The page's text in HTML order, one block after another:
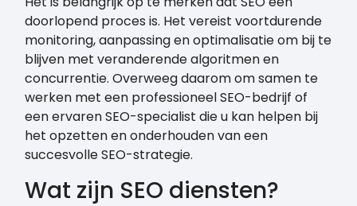
doorlopend proces is. Het vereist voortdurende
monitoring, aanpassing en optimalisatie om bij te
blijven met veranderende algoritmen en
concurrentie. Overweeg daarom om samen te
werken met een professioneel SEO-bedrijf of
een ervaren SEO-specialist die u kan helpen bij
het opzetten en onderhouden van een
succesvolle SEO-strategie.
Wat zijn SEO diensten?